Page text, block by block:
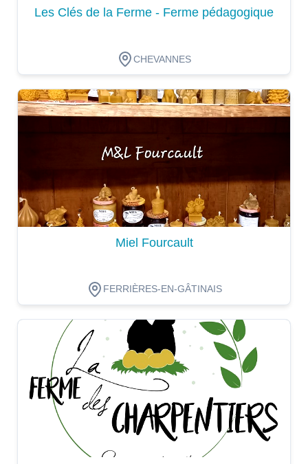
Les Clés de la Ferme - Ferme pédagogique
CHEVANNES
Dégustation
Miel Fourcault
FERRIÈRES-EN-GÂTINAIS
Dégustation